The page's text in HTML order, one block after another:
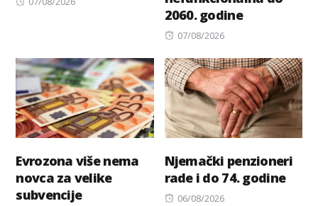
2060. godine
Posted
07/08/2026
Evrozona više nema
novca za velike
subvencije
Njemački penzioneri
rade i do 74. godine
Posted
06/08/2026